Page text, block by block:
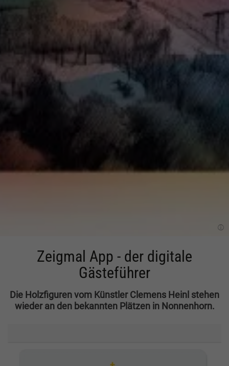
Einleitung
Zeigmal App - der digitale
Gästeführer
Die Holzfiguren vom Künstler Clemens Heinl stehen
wieder an den bekannten Plätzen in Nonnenhorn.